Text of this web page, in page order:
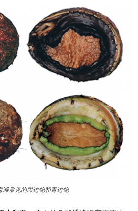
滩常见的黑边鲍和青边鲍